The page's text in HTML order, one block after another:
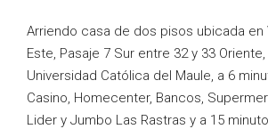
Arriendo casa de dos pisos ubicada en
Este, Pasaje 7 Sur entre 32 y 33
Universidad Católica del Maule, a 6
Casino, Homecenter, Bancos,
Lider y Jumbo Las Rastras y a 15